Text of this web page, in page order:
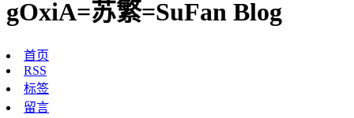
gOxiA=苏繁=SuFan Blog
首页
RSS
标签
留言